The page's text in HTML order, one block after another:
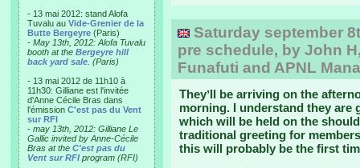
- 13 mai 2012: stand Alofa
Tuvalu au Vide-Grenier de la
Butte Bergeyre (Paris)
- May 13th, 2012: Alofa Tuvalu
booth at the Bergeyre hill
back yard sale . (Paris)
- 13 mai 2012 de 11h10 à
11h30: Gilliane est l'invitée
d'Anne Cécile Bras dans
l'émission C'est pas du Vent
sur RFI
- may 13th, 2012: Gilliane Le
Gallic invited by Anne-Cécile
Bras at the C'est pas du
Vent sur RFI program (RFI)
Saturday september
pre schedule, by John
Funafuti and APNL
Theyʼll be arriving on the
morning. I understand they are
which will be held on the
traditional greeting for
this will probably be the first